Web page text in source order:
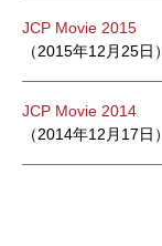
JCP Movie 2015
（2015年12月25日）
JCP Movie 2014
（2014年12月17日）